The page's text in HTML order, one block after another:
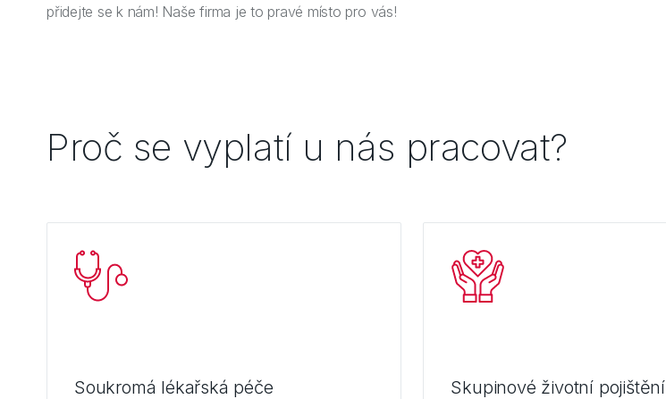
přidejte se k nám! Naše firma je to pravé místo pro vás!
Proč se vyplatí u nás pracovat?
Soukromá lékařská péče Skupinové životní pojištění